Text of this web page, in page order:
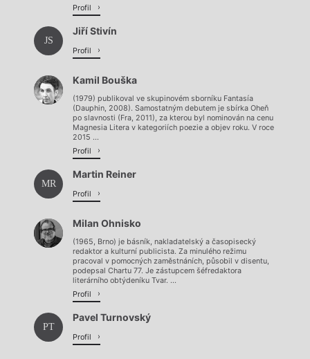
Profil
JS
Jiří Stivín
Profil
Kamil Bouška
(1979) publikoval ve skupinovém sborníku Fantasía
(Dauphin, 2008). Samostatným debutem je sbírka Oheň
po slavnosti (Fra, 2011), za kterou byl nominován na cenu
Magnesia Litera v kategoriích poezie a objev roku. V roce
2015 ...
Profil
MR
Martin Reiner
Profil
Milan Ohnisko
(1965, Brno) je básník, nakladatelský a časopisecký
redaktor a kulturní publicista. Za minulého režimu
pracoval v pomocných zaměstnáních, působil v disentu,
podepsal Chartu 77. Je zástupcem šéfredaktora
literárního obtýdeníku Tvar. ...
Profil
PT
Pavel Turnovský
Profil